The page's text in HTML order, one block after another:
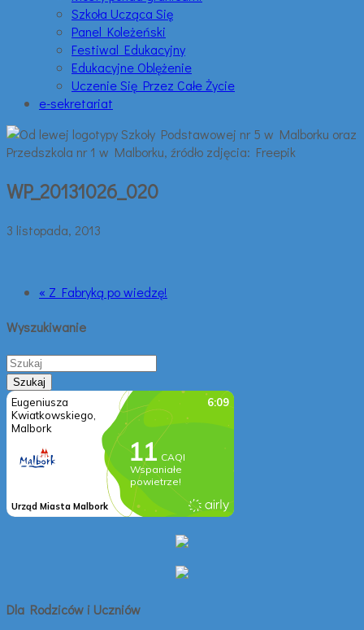
Szkoła Ucząca Się
Panel Koleżeński
Festiwal Edukacyjny
Edukacyjne Oblężenie
Uczenie Się Przez Całe Życie
e-sekretariat
WP_20131026_020
3 listopada, 2013
« Z Fabryką po wiedzę!
Wyszukiwanie
Dla Rodziców i Uczniów